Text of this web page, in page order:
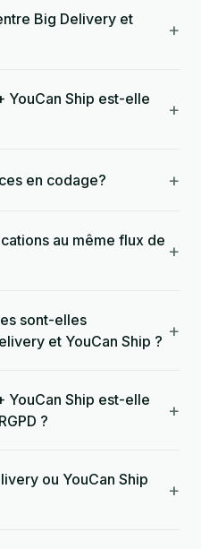
Big Delivery et
+
YouCan Ship est-elle
+
en codage? +
au même flux de +
sont-elles
et YouCan Ship ? +
YouCan Ship est-elle
?
+
ou YouCan Ship
+